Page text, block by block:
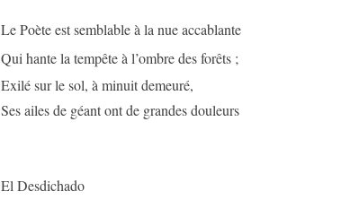
Le Poète est semblable à la nue accablante
Qui hante la tempête à l’ombre des forêts ;
Exilé sur le sol, à minuit demeuré,
Ses ailes de géant ont de grandes douleurs
El Desdichado